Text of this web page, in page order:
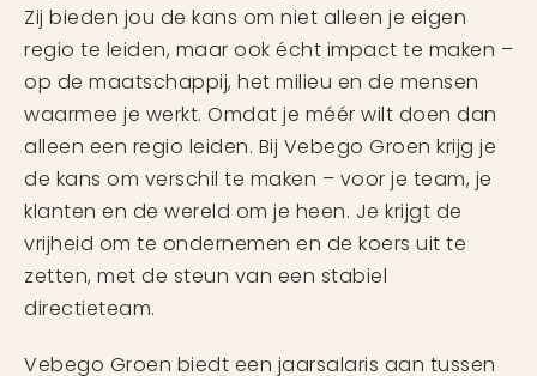
Zij bieden jou de kans om niet alleen je eigen
regio te leiden, maar ook écht impact te maken –
op de maatschappij, het milieu en de mensen
waarmee je werkt. Omdat je méér wilt doen dan
alleen een regio leiden. Bij Vebego Groen krijg je
de kans om verschil te maken – voor je team, je
klanten en de wereld om je heen. Je krijgt de
vrijheid om te ondernemen en de koers uit te
zetten, met de steun van een stabiel
directieteam.
Vebego Groen biedt een jaarsalaris aan tussen